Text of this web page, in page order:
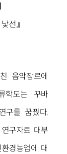
선』
음악장르에
학도는 꾸바
구를 꿈꿨다.
구자료 대부
경농업에 대